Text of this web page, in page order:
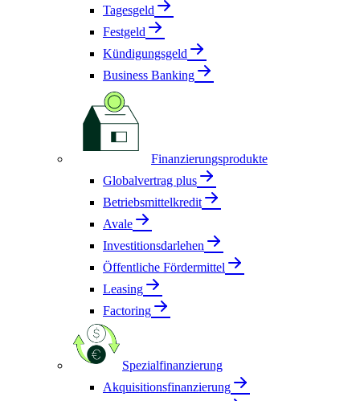
Tagesgeld
Festgeld
Kündigungsgeld
Business Banking
Finanzierungsprodukte
Globalvertrag plus
Betriebsmittelkredit
Avale
Investitionsdarlehen
Öffentliche Fördermittel
Leasing
Factoring
Spezialfinanzierung
Akquisitionsfinanzierung